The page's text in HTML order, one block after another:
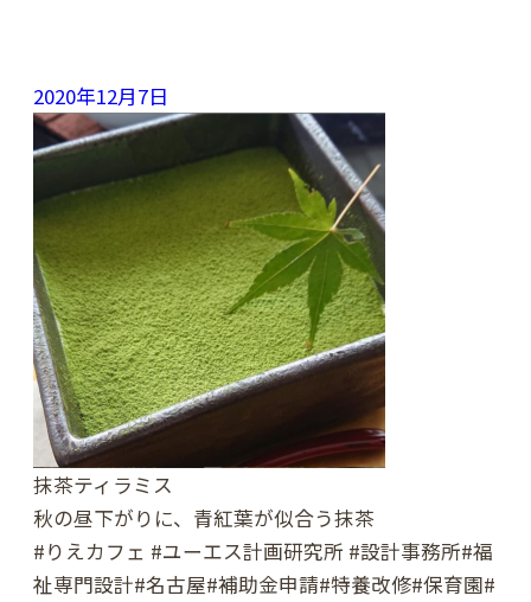
2020年12月7日
抹茶ティラミス
秋の昼下がりに、青紅葉が似合う抹茶
#りえカフェ #ユーエス計画研究所 #設計事務所#福
祉専門設計#名古屋#補助金申請#特養改修#保育園#